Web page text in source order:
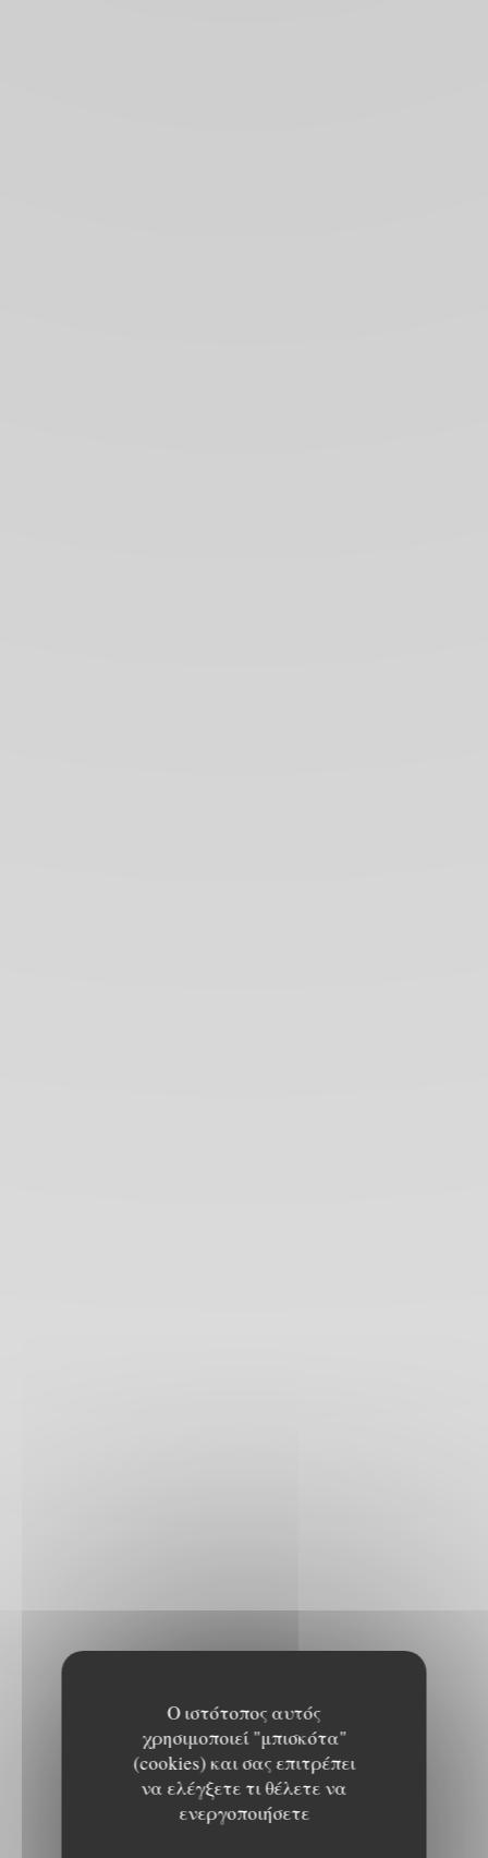
Ο ιστότοπος αυτός
χρησιμοποιεί "μπισκότα"
(cookies) και σας επιτρέπει
να ελέγξετε τι θέλετε να
ενεργοποιήσετε